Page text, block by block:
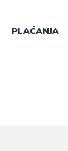
PLAĆANJA